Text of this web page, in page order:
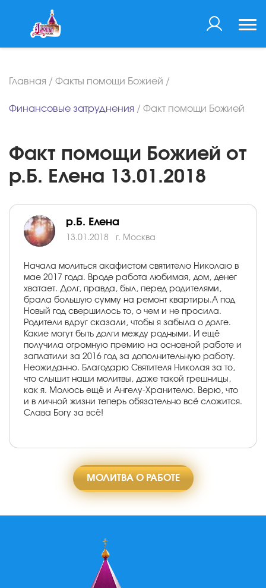
Главная / Факты помощи Божией /
Финансовые затруднения / Факт помощи Божией
Факт помощи Божией от
р.Б. Елена 13.01.2018
р.Б. Елена
13.01.2018 г. Москва
Начала молиться акафистом святителю Николаю в
мае 2017 года. Вроде работа любимая, дом, денег
хватает. Долг, правда, был, перед родителями,
брала большую сумму на ремонт квартиры.А под
Новый год свершилось то, о чем и не просила.
Родители вдруг сказали, чтобы я забыла о долге.
Какие могут быть долги между родными. И ещё
получила огромную премию на основной работе и
заплатили за 2016 год за дополнительную работу.
Неожиданно. Благодарю Святителя Николая за то,
что слышит наши молитвы, даже такой грешницы,
как я. Молюсь ещё и Ангелу-Хранителю. Верю, что
и в личной жизни теперь обязательно всё сложится.
Слава Богу за всё!
МОЛИТВА О РАБОТЕ